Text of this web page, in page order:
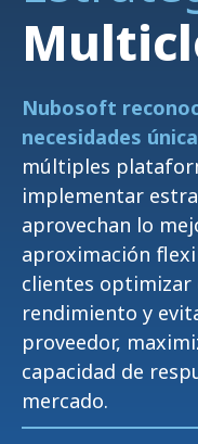
Nubosoft
necesidades
múltiples
implementar
aprovechan lo
aproximación
clientes optimizar
rendimiento y
proveedor,
capacidad de
mercado.